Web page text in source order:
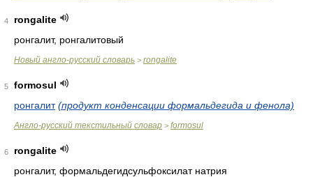
4
rongalite
ронгалит, ронгалитовый
Новый англо-русский словарь > rongalite
5
formosul
ронгалит (продукт конденсации формальдегида и фенола)
Англо-русский текстильный словар > formosul
6
rongalite
ронгалит, формальдегидсульфоксилат натрия